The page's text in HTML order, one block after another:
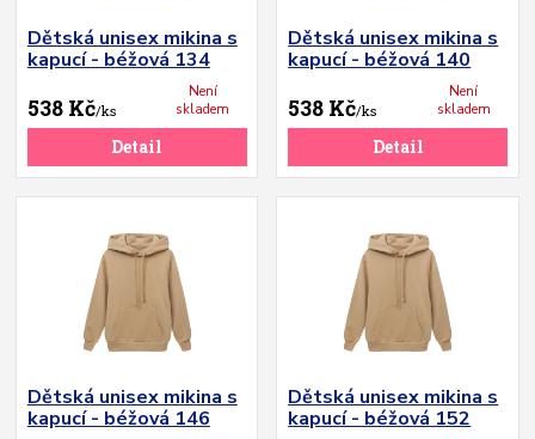
Dětská unisex mikina s
kapucí - béžová 134
538 Kč/ks
Není
skladem
Detail
Dětská unisex mikina s
kapucí - béžová 140
538 Kč/ks
Není
skladem
Detail
Dětská unisex mikina s
kapucí - béžová 146
Dětská unisex mikina s
kapucí - béžová 152